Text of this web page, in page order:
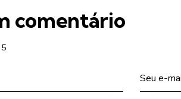
comentário
5